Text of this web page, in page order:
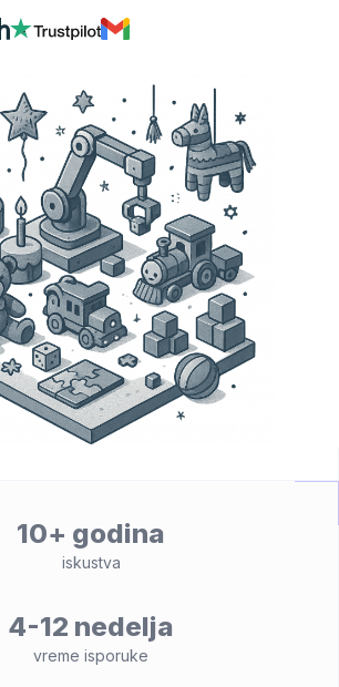
10+ godina
iskustva
4-12 nedelja
vreme isporuke